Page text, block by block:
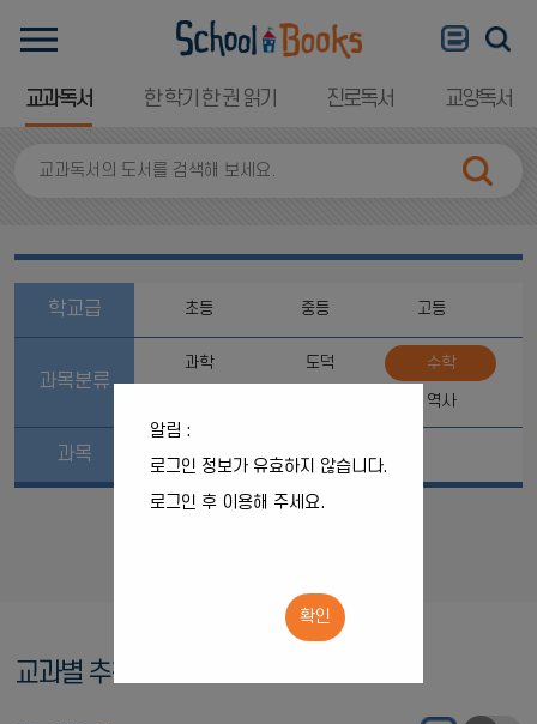
교과독서 한 학기 한 권 읽기 진로독서 교양독서
학교급 초등 중등 고등
과목분류
과학 도덕 수학
역사
과목 과목분류를 선택해주세요.
교과별 추천도서
알림 :
로그인 정보가 유효하지 않습니다.
로그인 후 이용해 주세요.
확인